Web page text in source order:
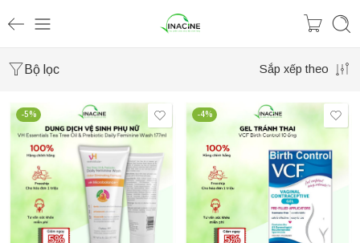
Bộ lọc Sắp xếp theo
-5% -4%